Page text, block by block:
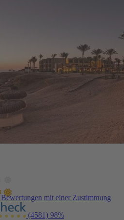
mit einer Zustimmung
(4581) 98%